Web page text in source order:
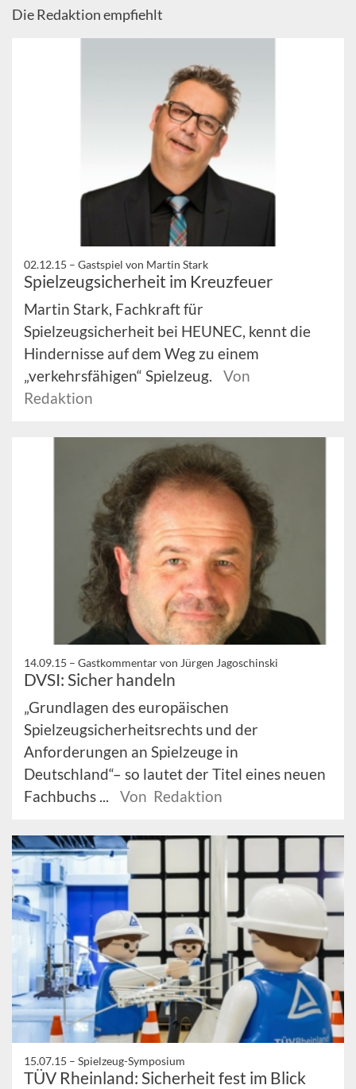
Die Redaktion empfiehlt
02.12.15 – Gastspiel von Martin Stark
Spielzeugsicherheit im Kreuzfeuer
Martin Stark, Fachkraft für
Spielzeugsicherheit bei HEUNEC, kennt die
Hindernisse auf dem Weg zu einem
„verkehrsfähigen“ Spielzeug.
Von
Redaktion
14.09.15 – Gastkommentar von Jürgen Jagoschinski
DVSI: Sicher handeln
„Grundlagen des europäischen
Spielzeugsicherheitsrechts und der
Anforderungen an Spielzeuge in
Deutschland“– so lautet der Titel eines neuen
Fachbuchs ...
Von Redaktion
15.07.15 – Spielzeug-Symposium
TÜV Rheinland: Sicherheit fest im Blick